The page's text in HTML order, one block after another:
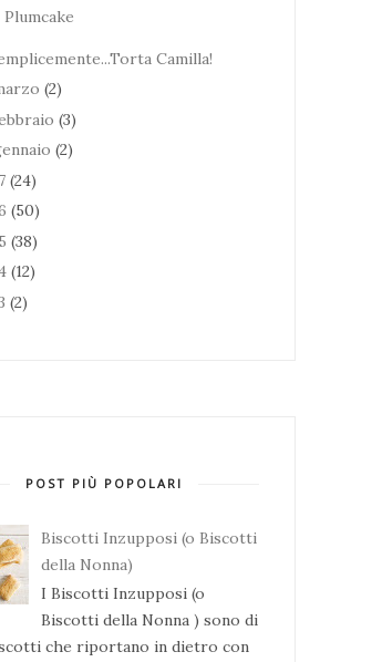
Plumcake
Camilla!
(2)
(3)
(2)
(24)
(50)
(38)
(12)
(2)
POST PIÙ POPOLARI
Biscotti Inzupposi (o Biscotti
della Nonna)
I Biscotti Inzupposi (o
Biscotti della Nonna ) sono di
che riportano in dietro con